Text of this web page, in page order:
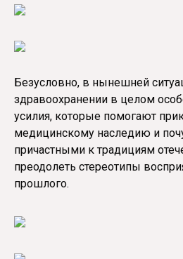
Безусловно, в нынешней
здравоохранении в целом
усилия, которые помогают
медицинскому наследию и
причастными к традициям
преодолеть стереотипы
прошлого.